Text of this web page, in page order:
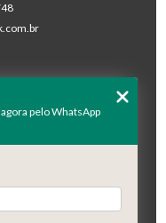
pelo WhatsApp